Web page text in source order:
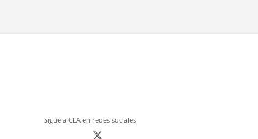
i
Sigue a CLA en redes sociales